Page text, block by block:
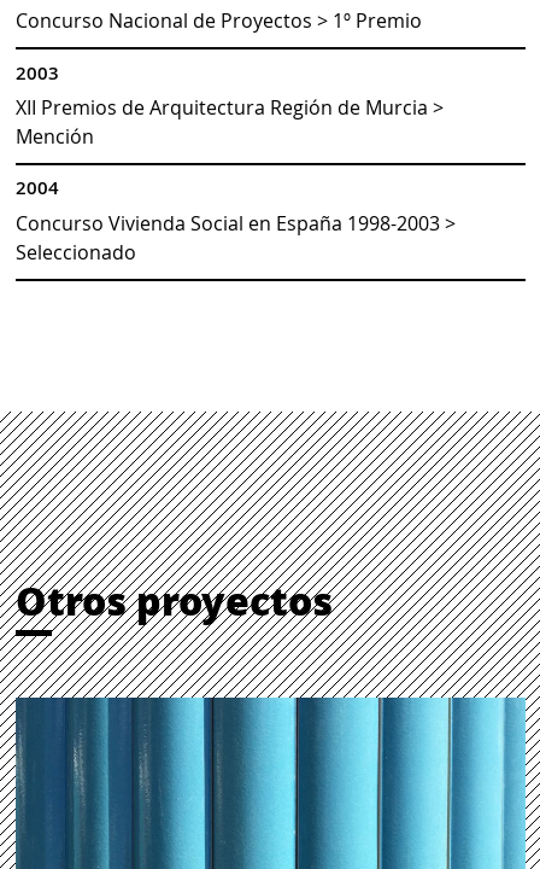
Concurso Nacional de Proyectos > 1º Premio
2003
XII Premios de Arquitectura Región de Murcia >
Mención
2004
Concurso Vivienda Social en España 1998-2003 >
Seleccionado
Otros proyectos